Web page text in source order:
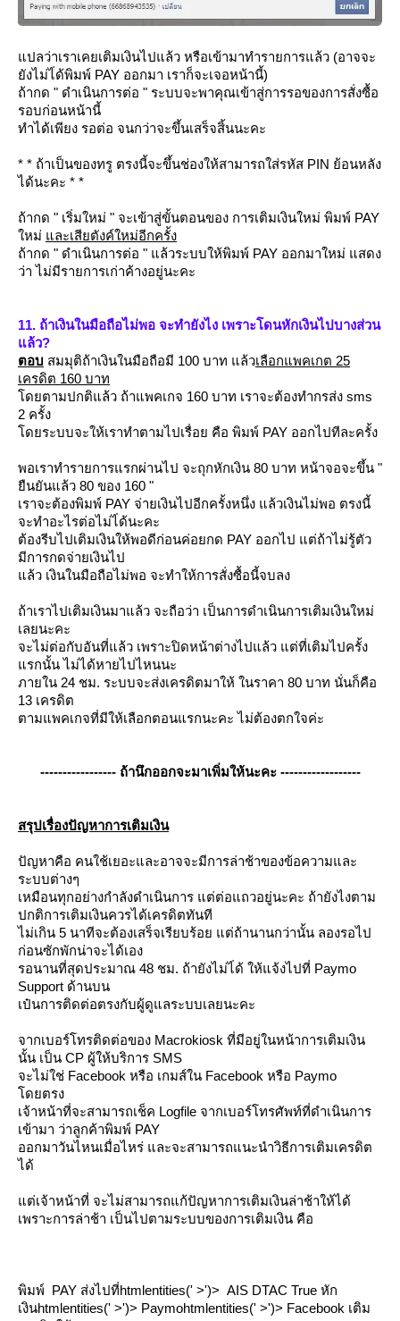
ปลว่าเราเคยเติมเงินไปแล้ว หรือเข้ามาทำรายการแล้ว (อาจจะ
ังไม่ไ่ด้พิมพ์ PAY ออกมา เราก็จะเจอหน้านี้)
ถ้ากด " ดำเนินการต่อ " ระบบจะพาคุณเข้าสู่การรอของการสั่งซื้อ
รอบก่อนหน้านี้
ทำได้เพียง รอต่อ จนกว่าจะขึ้นเสร็จสิ้นนะคะ
* * ถ้าเป็นของทรู ตรงนี้จะขึ้นช่องให้สามารถใส่รหัส PIN ย้อนหลัง
ได้นะคะ * *
ถ้ากด " เริ่มใหม่ " จะเข้าสู่ขั้นตอนของ การเติมเงินใหม่ พิมพ์ PAY
หม่ ละเสียตังค์ใหม่อีกครั้ง
ถ้ากด " ดำเนินการต่อ " แล้วระบบให้พิมพ์ PAY ออกมาใหม่ แสดง
ว่า ไม่มีรายการเก่าค้างอยู่นะคะ
11. ถ้าเงินในมือถือไม่พอ จะทำยังไง เพราะโดนหักเงินไปบางส่วน
ล้ว?
ตอบ สมมุติถ้าเงินในมือถือมี 100 บาท แล้วเลือกแพคเกต 25
เครดิต 160 บาท
ดยตามปกติแล้ว ถ้าแพคเกจ 160 บาท เราจะต้องทำกรส่ง sms
2 ครั้ง
ดยระบบจะให้เราทำตามไปเรื่อย คือ พิมพ์ PAY ออกไปทีละครั้ง
พอเราทำรายการแรกผ่านไป จะถุกหักเงิน 80 บาท หน้าจอจะขึ้น "
ืนยันแล้ว 80 ของ 160 "
เราจะต้องพิมพ์ PAY จ่ายเงินไปอีกครั้งหนึ่ง แล้วเงินไม่พอ ตรงนี้
จะทำอะไรต่อไม่ไ่ด้นะคะ
ต้องรีบไปเติมเงินให้พอดีก่อนค่อยกด PAY ออกไป แต่ถ้าไม่รู้ตัว
มีการกดจ่ายเงินไป
ล้ว เงินในมือถือไม่พอ จะทำให้การสั่งซื้อนี้จบลง
ถ้าเราไปเติมเงินมาแล้ว จะถือว่า เป็นการดำเนินการเติมเงินใหม่
เลยนะคะ
จะไม่ต่อกับอันที่แล้ว เพราะปิดหน้าต่างไปแล้ว แต่ที่เติมไปครั้ง
รกนั้น ไม่ได้หายไปไหนนะ
ภายใน 24 ชม. ระบบจะส่งเครดิตมาให้ ในราคา 80 บาท นั่นก็คือ
13 เครดิต
ตามแพคเกจที่มีให้เลือกตอนแรกนะคะ ไม่ต้องตกใจค่ะ
----------------- ถ้านึกออกจะมาเพิ่มให้นะคะ ------------------
สรุปเรื่องปัญหาการเติมเงิน
ปัญหาคือ คนใช้เยอะและอาจจะมีการล่าช้าของข้อความและ
ระบบต่างๆ
เหมือนทุกอย่างกำลังดำเนินการ แต่ต่อแถวอยู่นะคะ ถ้ายังไงตาม
ปกติการเติมเงินควรได้เครดิตทันที
ไม่เกิน 5 นาทีจะต้องเสร็จเรียบร้อย แต่ถ้านานกว่านั้น ลองรอไป
ก่อนซักพักน่าจะได้เอง
รอนานที่สุดประมาณ 48 ชม. ถ้ายังไม่ไ่ด้ ให้แจ้งไปที่ Paymo
Support ด้านบน
เป๋นการติดต่อตรงกับผู้ดูแลระบบเลยนะคะ
จากเบอร์โทรติดต่อของ Macrokiosk ที่มีอยู่ในหน้าการเติมเงิน
นั้น เป็น CP ผู้ให้บริการ SMS
จะไม่ใช่ Facebook หรือ เกมส์ใน Facebook หรือ Paymo
ดยตรง
เจ้าหน้าที่จะสามารถเช็ค Logfile จากเบอร์โทรศัพท์ที่ดำเนินการ
เข้ามา ว่าลูกค้าพิมพ์ PAY
ออกมาวันไหนเมื่อไหร่ และจะสามารถแนะนำวิธีการเติมเครดิต
ได้
ต่เจ้าหน้าที่ จะไม่สามารถแก้ปัญหาการเติมเงินล่าช้าให้ได้
เพราะการล่าช้า เป็นไปตามระบบของการเติมเงิน คือ
พิมพ์ PAY ส่งไปที่htmlentities(' >')> AIS DTAC True หัก
เงินhtmlentities(' >')> Paymohtmlentities(' >')> Facebook เติม